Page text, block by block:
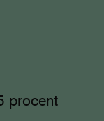
procent